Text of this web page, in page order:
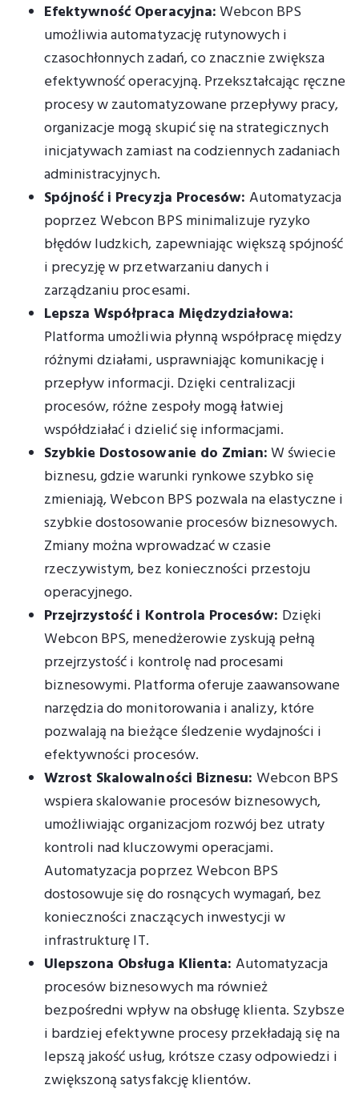
Efektywność Operacyjna:Webcon BPS
umożliwia automatyzację rutynowych i
czasochłonnych zadań, co znacznie zwiększa
efektywność operacyjną. Przekształcając ręczne
procesy w zautomatyzowane przepływy pracy,
organizacje mogą skupić się na strategicznych
inicjatywach zamiast na codziennych zadaniach
administracyjnych.
Spójność i Precyzja Procesów: Automatyzacja
poprzez Webcon BPS minimalizuje ryzyko
błędów ludzkich, zapewniając większą spójność
i precyzję w przetwarzaniu danych i
zarządzaniu procesami.
Lepsza Współpraca Międzydziałowa:
Platforma umożliwia płynną współpracę między
różnymi działami, usprawniając komunikację i
przepływ informacji. Dzięki centralizacji
procesów, różne zespoły mogą łatwiej
współdziałać i dzielić się informacjami.
Szybkie Dostosowanie do Zmian:W świecie
biznesu, gdzie warunki rynkowe szybko się
zmieniają, Webcon BPS pozwala na elastyczne i
szybkie dostosowanie procesów biznesowych.
Zmiany można wprowadzać w czasie
rzeczywistym, bez konieczności przestoju
operacyjnego.
Przejrzystość i Kontrola Procesów: Dzięki
Webcon BPS, menedżerowie zyskują pełną
przejrzystość i kontrolę nad procesami
biznesowymi. Platforma oferuje zaawansowane
narzędzia do monitorowania i analizy, które
pozwalają na bieżące śledzenie wydajności i
efektywności procesów.
Wzrost Skalowalności Biznesu: Webcon BPS
wspiera skalowanie procesów biznesowych,
umożliwiając organizacjom rozwój bez utraty
kontroli nad kluczowymi operacjami.
Automatyzacja poprzez Webcon BPS
dostosowuje się do rosnących wymagań, bez
konieczności znaczących inwestycji w
infrastrukturę IT.
Ulepszona Obsługa Klienta: Automatyzacja
procesów biznesowych ma również
bezpośredni wpływ na obsługę klienta. Szybsze
i bardziej efektywne procesy przekładają się na
lepszą jakość usług, krótsze czasy odpowiedzi i
zwiększoną satysfakcję klientów.